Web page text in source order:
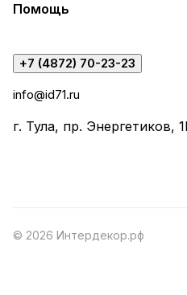
Помощь
+7 (4872) 70-23-23
info@id71.ru
г. Тула, пр. Энергетиков,
© 2026 Интердекор.рф